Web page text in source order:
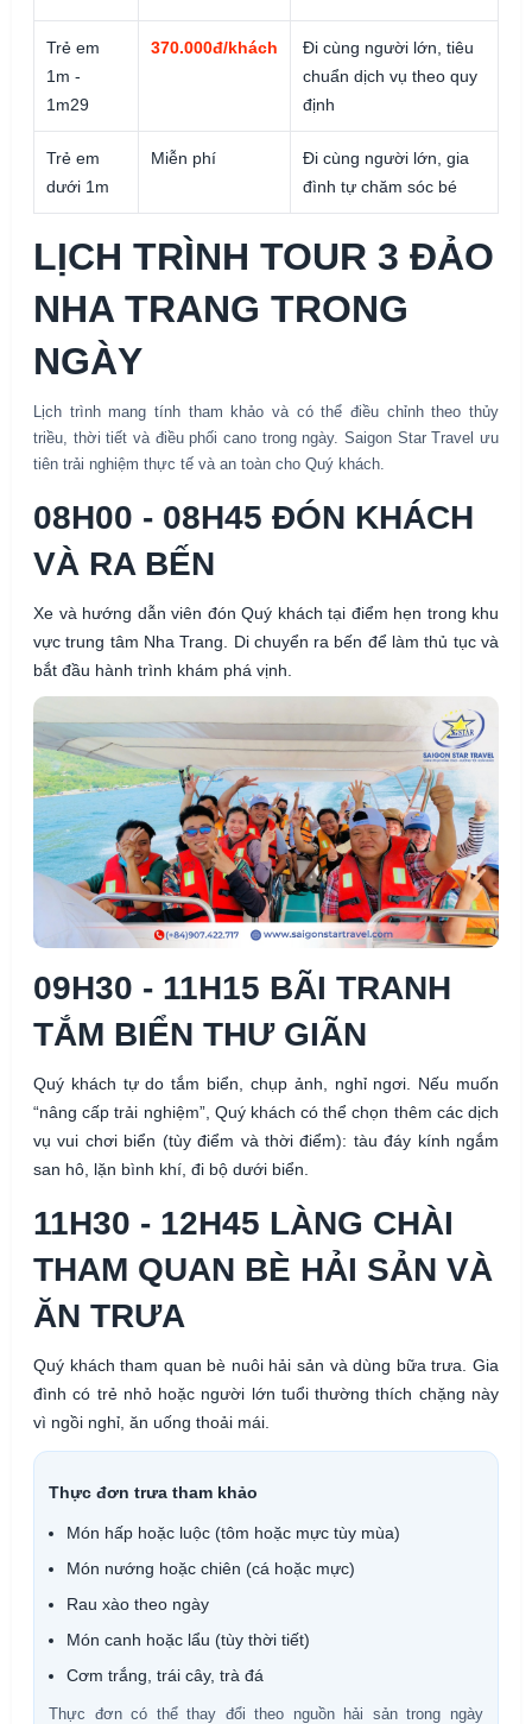
Trẻ em
1m -
1m29
370.000đ/khách
Đi cùng người lớn, tiêu
chuẩn dịch vụ theo quy
định
Trẻ em
dưới 1m
Miễn phí
Đi cùng người lớn, gia
đình tự chăm sóc bé
LỊCH TRÌNH TOUR 3 ĐẢO
NHA TRANG TRONG
NGÀY
Lịch trình mang tính tham khảo và có thể điều chỉnh theo thủy
triều, thời tiết và điều phối cano trong ngày. Saigon Star Travel ưu
tiên trải nghiệm thực tế và an toàn cho Quý khách.
08H00 - 08H45 ĐÓN KHÁCH
VÀ RA BẾN
Xe và hướng dẫn viên đón Quý khách tại điểm hẹn trong khu
vực trung tâm Nha Trang. Di chuyển ra bến để làm thủ tục và
bắt đầu hành trình khám phá vịnh.
09H30 - 11H15 BÃI TRANH
TẮM BIỂN THƯ GIÃN
Quý khách tự do tắm biển, chụp ảnh, nghỉ ngơi. Nếu muốn
“nâng cấp trải nghiệm”, Quý khách có thể chọn thêm các dịch
vụ vui chơi biển (tùy điểm và thời điểm): tàu đáy kính ngắm
san hô, lặn bình khí, đi bộ dưới biển.
11H30 - 12H45 LÀNG CHÀI
THAM QUAN BÈ HẢI SẢN VÀ
ĂN TRƯA
Quý khách tham quan bè nuôi hải sản và dùng bữa trưa. Gia
đình có trẻ nhỏ hoặc người lớn tuổi thường thích chặng này
vì ngồi nghỉ, ăn uống thoải mái.
Thực đơn trưa tham khảo
Món hấp hoặc luộc (tôm hoặc mực tùy mùa)
Món nướng hoặc chiên (cá hoặc mực)
Rau xào theo ngày
Món canh hoặc lẩu (tùy thời tiết)
Cơm trắng, trái cây, trà đá
Thực đơn có thể thay đổi theo nguồn hải sản trong ngày